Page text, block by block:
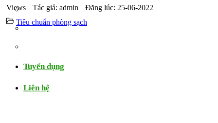
Video
Chứng nhận
Tuyển dụng
Liên hệ
Views Tác giả: admin
Đăng lúc: 25-06-2022
Tiêu chuẩn phòng sạch